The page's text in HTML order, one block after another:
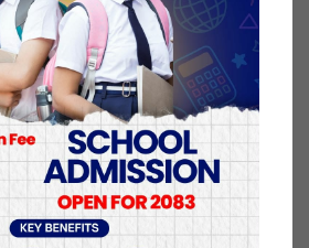
नयाँ कार्यसमिति चयन गर्नेछ ।
वर्तमान अध्यक्ष कमल थापा र
लिङ्देन भिड्दैछन् ।
प्रकाशचन्द्र लोहनीले लिङ्देनलाई
छन् । अध्यक्षत्रयमध्ये पशुपति
नलड्ने बताइसकेका छन्।